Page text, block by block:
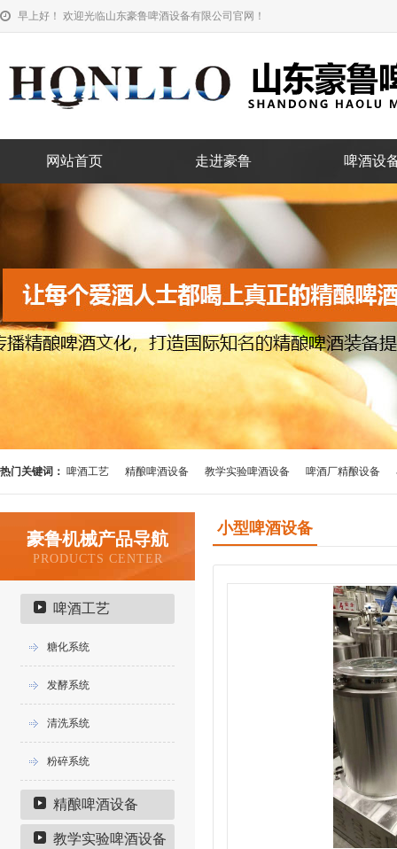
早上好！ 欢迎光临山东豪鲁啤酒设备有限公司官网！
网站首页 走进豪鲁 啤酒设
热门关键词： 啤酒工艺 精酿啤酒设备 教学实验啤酒设备 啤酒厂精酿设备
豪鲁机械产品导航
PRODUCTS CENTER
啤酒工艺
糖化系统
发酵系统
清洗系统
粉碎系统
精酿啤酒设备
教学实验啤酒设备
小型啤酒设备